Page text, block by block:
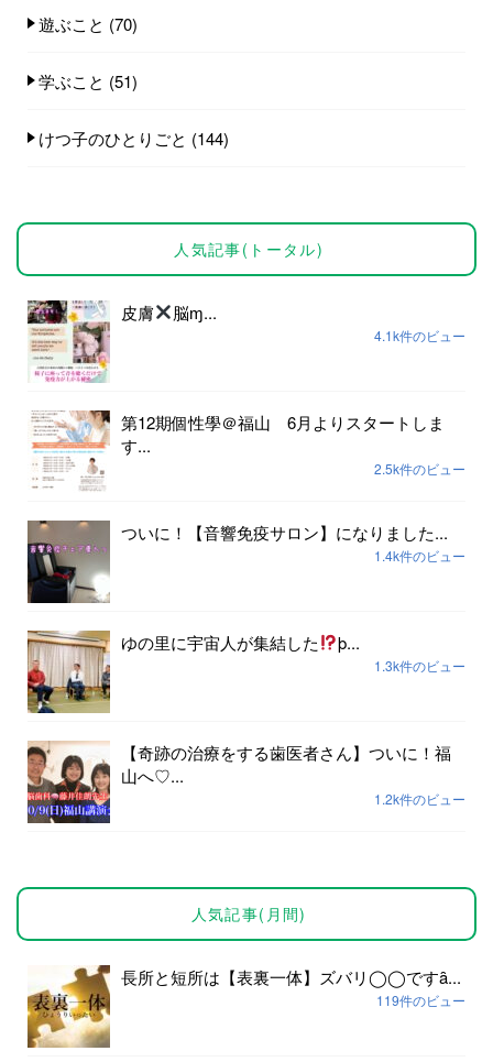
遊ぶこと (70)
学ぶこと (51)
けつ子のひとりごと (144)
人気記事(トータル)
皮膚 脳ɱ...
4.1k件のビュー
第12期個性學＠福山 6月よりスタートしま
す...
2.5k件のビュー
ついに！【音響免疫サロン】になりました...
1.4k件のビュー
ゆの里に宇宙人が集結した þ...
1.3k件のビュー
【奇跡の治療をする歯医者さん】ついに！福
山へ♡...
1.2k件のビュー
人気記事(月間)
長所と短所は【表裏一体】ズバリ◯◯ですȃ...
119件のビュー